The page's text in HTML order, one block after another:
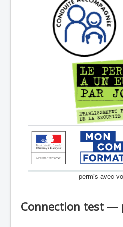
permis avec
Connection test —